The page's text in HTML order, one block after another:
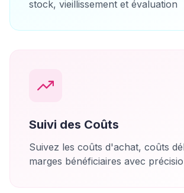
stock, vieillissement et évaluation
Suivi des Coûts
Suivez les coûts d'achat, coûts
marges bénéficiaires avec